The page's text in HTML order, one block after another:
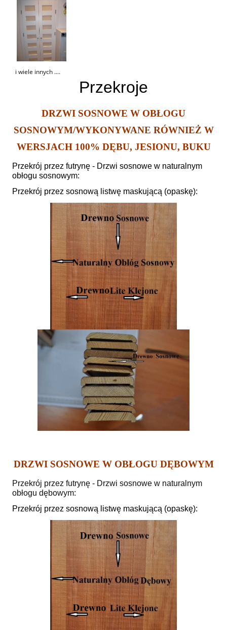
i wiele innych ....
Przekroje
DRZWI SOSNOWE W OBŁOGU
SOSNOWYM/WYKONYWANE RÓWNIEŻ W
WERSJACH 100% DĘBU, JESIONU, BUKU
Przekrój przez futrynę - Drzwi sosnowe w naturalnym
obłogu sosnowym:
Przekrój przez sosnową listwę maskującą (opaskę):
DRZWI SOSNOWE W OBŁOGU DĘBOWYM
Przekrój przez futrynę - Drzwi sosnowe w naturalnym
obłogu dębowym:
Przekrój przez sosnową listwę maskującą (opaskę):